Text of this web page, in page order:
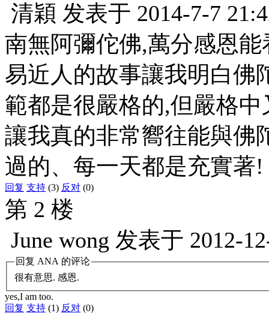
清穎 发表于 2014-7-7
南無阿彌佗佛,萬分感恩
易近人的故事讓我明白佛
範都是很嚴格的,但嚴格
讓我真的非常嚮往能與佛
過的、每一天都是充實著!
回复 支持 (3) 反对 (0)
第 2 楼
June wong 发表于 2012-
回复 ANA 的评论
很有意思. 感恩.
yes,I am too.
回复 支持 (1) 反对 (0)